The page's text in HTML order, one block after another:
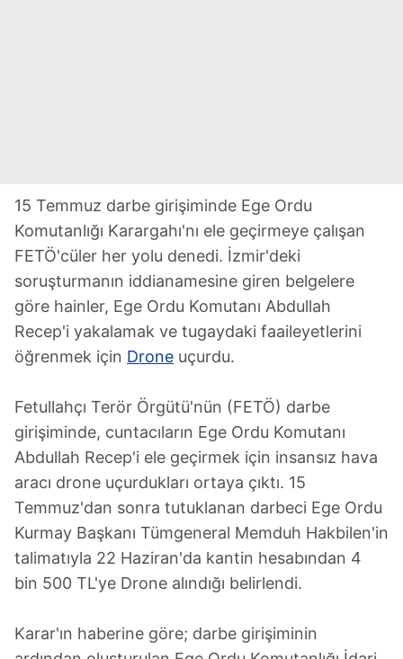
15 Temmuz darbe girişiminde Ege Ordu
Komutanlığı Karargahı'nı ele geçirmeye çalışan
FETÖ'cüler her yolu denedi. İzmir'deki
soruşturmanın iddianamesine giren belgelere
göre hainler, Ege Ordu Komutanı Abdullah
Recep'i yakalamak ve tugaydaki faaileyetlerini
öğrenmek için Drone uçurdu.
Fetullahçı Terör Örgütü'nün (FETÖ) darbe
girişiminde, cuntacıların Ege Ordu Komutanı
Abdullah Recep'i ele geçirmek için insansız hava
aracı drone uçurdukları ortaya çıktı. 15
Temmuz'dan sonra tutuklanan darbeci Ege Ordu
Kurmay Başkanı Tümgeneral Memduh Hakbilen'in
talimatıyla 22 Haziran'da kantin hesabından 4
bin 500 TL'ye Drone alındığı belirlendi.
Karar'ın haberine göre; darbe girişiminin